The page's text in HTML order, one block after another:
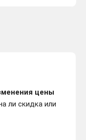
цены
ли скидка или